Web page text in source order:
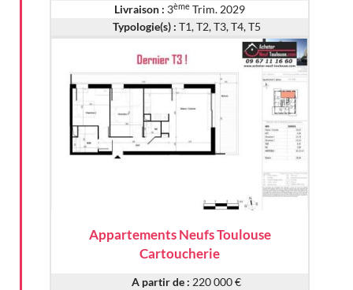
Livraison : 3ème Trim. 2029
Typologie(s) : T1, T2, T3, T4, T5
Appartements Neufs Toulouse
Cartoucherie
A partir de : 220 000 €